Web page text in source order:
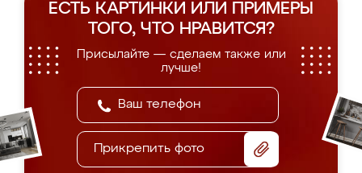
ЕСТЬ КАРТИНКИ ИЛИ ПРИМЕРЫ
ТОГО, ЧТО НРАВИТСЯ?
Присылайте — сделаем также или
лучше!
Прикрепить фото